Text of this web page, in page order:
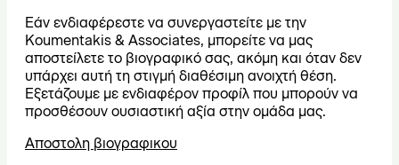
Εάν ενδιαφέρεστε να συνεργαστείτε με την
Koumentakis & Associates, μπορείτε να μας
αποστείλετε το βιογραφικό σας, ακόμη και όταν δεν
υπάρχει αυτή τη στιγμή διαθέσιμη ανοιχτή θέση.
Εξετάζουμε με ενδιαφέρον προφίλ που μπορούν να
προσθέσουν ουσιαστική αξία στην ομάδα μας.
Αποστολη βιογραφικου